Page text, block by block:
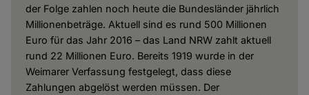
der Folge zahlen noch heute die Bundesländer jährlich
Millionenbeträge. Aktuell sind es rund 500 Millionen
Euro für das Jahr 2016 – das Land NRW zahlt aktuell
rund 22 Millionen Euro. Bereits 1919 wurde in der
Weimarer Verfassung festgelegt, dass diese
Zahlungen abgelöst werden müssen. Der